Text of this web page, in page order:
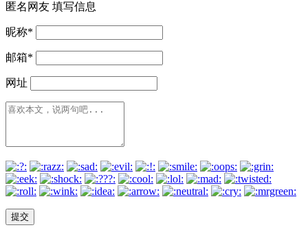
匿名网友 填写信息
昵称*
邮箱*
网址